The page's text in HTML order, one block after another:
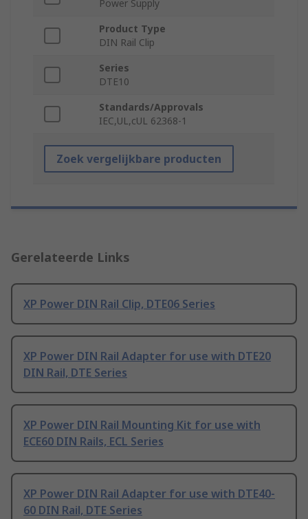
Power Supply
Product Type
DIN Rail Clip
Series
DTE10
Standards/Approvals
IEC,UL,cUL 62368-1
Zoek vergelijkbare producten
Gerelateerde Links
XP Power DIN Rail Clip, DTE06 Series
XP Power DIN Rail Adapter for use with DTE20
DIN Rail, DTE Series
XP Power DIN Rail Mounting Kit for use with
ECE60 DIN Rails, ECL Series
XP Power DIN Rail Adapter for use with DTE40-
60 DIN Rail, DTE Series